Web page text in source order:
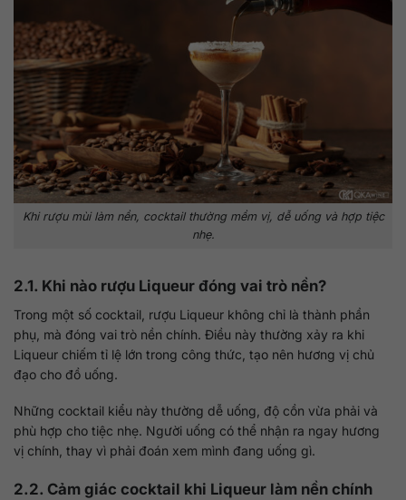
Khi rượu mùi làm nền, cocktail thường mềm vị, dễ uống và hợp tiệc
nhẹ.
2.1. Khi nào rượu Liqueur đóng vai trò nền?
Trong một số cocktail, rượu Liqueur không chỉ là thành phần
phụ, mà đóng vai trò nền chính. Điều này thường xảy ra khi
Liqueur chiếm tỉ lệ lớn trong công thức, tạo nên hương vị chủ
đạo cho đồ uống.
Những cocktail kiểu này thường dễ uống, độ cồn vừa phải và
phù hợp cho tiệc nhẹ. Người uống có thể nhận ra ngay hương
vị chính, thay vì phải đoán xem mình đang uống gì.
2.2. Cảm giác cocktail khi Liqueur làm nền chính